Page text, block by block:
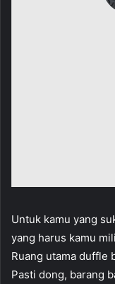
Untuk kamu yang
yang harus kamu
Ruang utama duffle
Pasti dong, barang